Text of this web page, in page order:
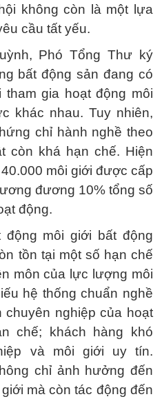
không còn là một lựa
cầu tất yếu.
Phó Tổng Thư ký
bất động sản đang có
tham gia hoạt động môi
khác nhau. Tuy nhiên,
chỉ hành nghề theo
còn khá hạn chế. Hiện
môi giới được cấp
đương 10% tổng số
động.
động môi giới bất động
tồn tại một số hạn chế
môn của lực lượng môi
hệ thống chuẩn nghề
chuyên nghiệp của hoạt
chế; khách hàng khó
và môi giới uy tín.
chỉ ảnh hưởng đến
mà còn tác động đến